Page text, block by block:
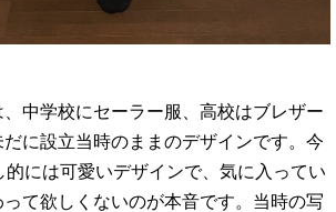
中学校にセーラー服、高校はブレザー
に設立当時のままのデザインです。今
には可愛いデザインで、気に入ってい
て欲しくないのが本音です。当時の写